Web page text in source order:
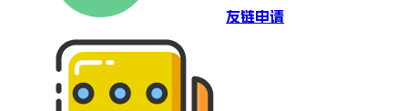
友链申请